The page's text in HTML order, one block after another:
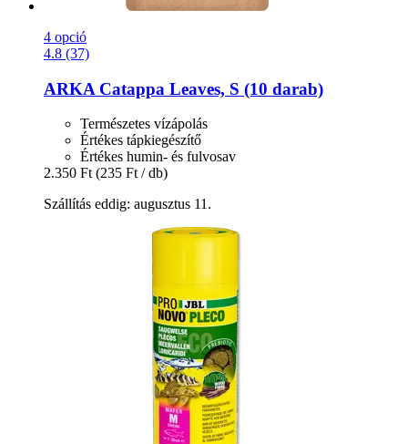
4 opció
4.8 (37)
ARKA Catappa Leaves, S (10 darab)
Természetes vízápolás
Értékes tápkiegészítő
Értékes humin- és fulvosav
2.350 Ft (235 Ft / db)
Szállítás eddig: augusztus 11.